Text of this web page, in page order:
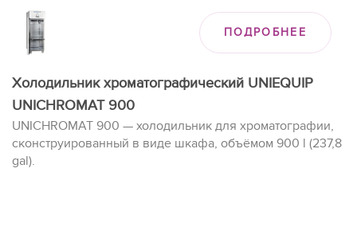
ПОДРОБНЕЕ
Холодильник хроматографический UNIEQUIP
UNICHROMAT 900
UNICHROMAT 900 — холодильник для хроматографии,
сконструированный в виде шкафа, объёмом 900 l (237,8
gal).